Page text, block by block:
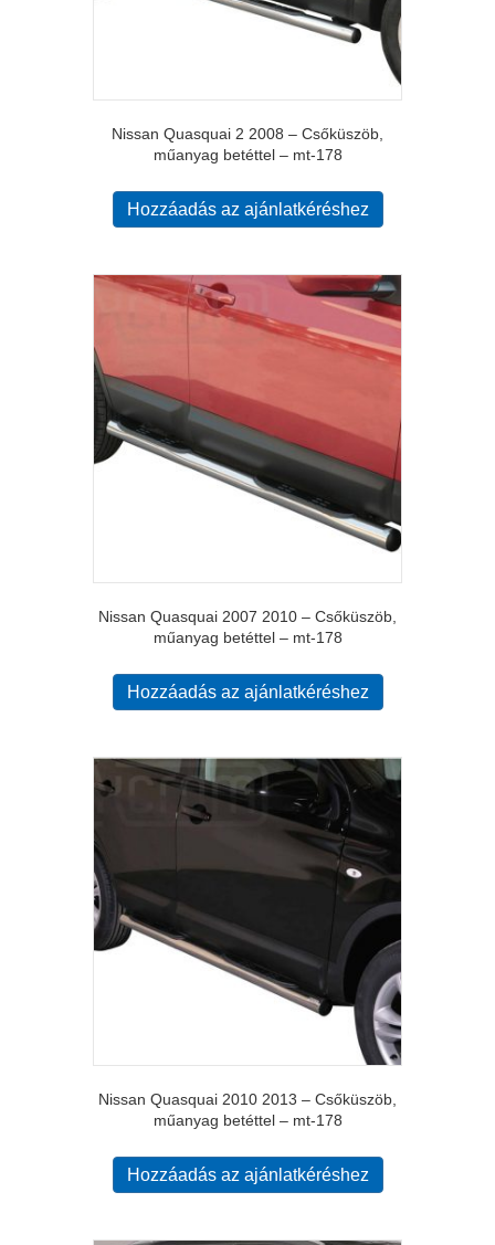
Nissan Quasquai 2 2008 – Csőküszöb,
műanyag betéttel – mt-178
Hozzáadás az ajánlatkéréshez
Nissan Quasquai 2007 2010 – Csőküszöb,
műanyag betéttel – mt-178
Hozzáadás az ajánlatkéréshez
Nissan Quasquai 2010 2013 – Csőküszöb,
műanyag betéttel – mt-178
Hozzáadás az ajánlatkéréshez